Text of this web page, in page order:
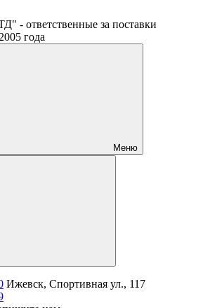
- ответственные за поставки
года
Меню
Ижевск, Спортивная ул., 117